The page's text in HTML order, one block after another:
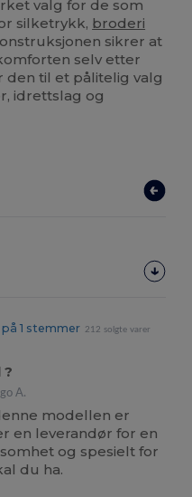
valg for de som
silketrykk, broderi
sikrer at
selv etter
den til et pålitelig valg
idrettslag og
på 1 stemmer 212 solgte varer
?
A.
modellen er
en leverandør for en
og spesielt for
du ha.